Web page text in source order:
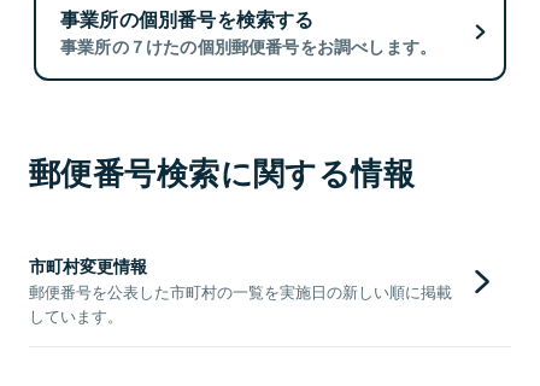
事業所の個別番号を検索する
事業所の７けたの個別郵便番号をお調べします。
郵便番号検索に関する情報
市町村変更情報
郵便番号を公表した市町村の一覧を実施日の新しい順に掲載
しています。